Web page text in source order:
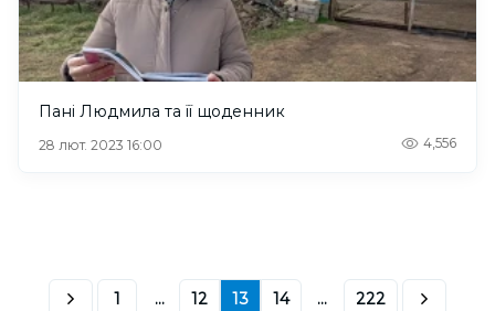
Пані Людмила та її щоденник
28 лют. 2023 16:00 4,556
1 ... 12 13 14 ... 222